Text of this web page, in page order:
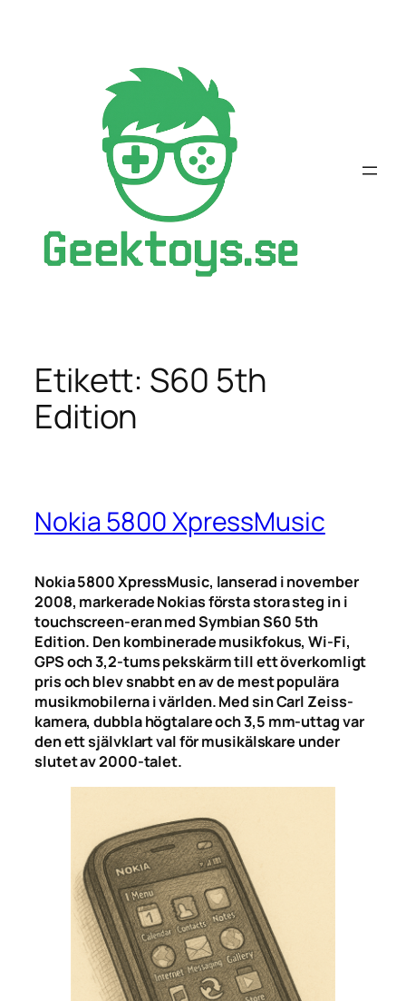
Etikett: S60 5th
Edition
Nokia 5800 XpressMusic
Nokia 5800 XpressMusic, lanserad i november
2008, markerade Nokias första stora steg in i
touchscreen-eran med Symbian S60 5th
Edition. Den kombinerade musikfokus, Wi-Fi,
GPS och 3,2-tums pekskärm till ett överkomligt
pris och blev snabbt en av de mest populära
musikmobilerna i världen. Med sin Carl Zeiss-
kamera, dubbla högtalare och 3,5 mm-uttag var
den ett självklart val för musikälskare under
slutet av 2000-talet.